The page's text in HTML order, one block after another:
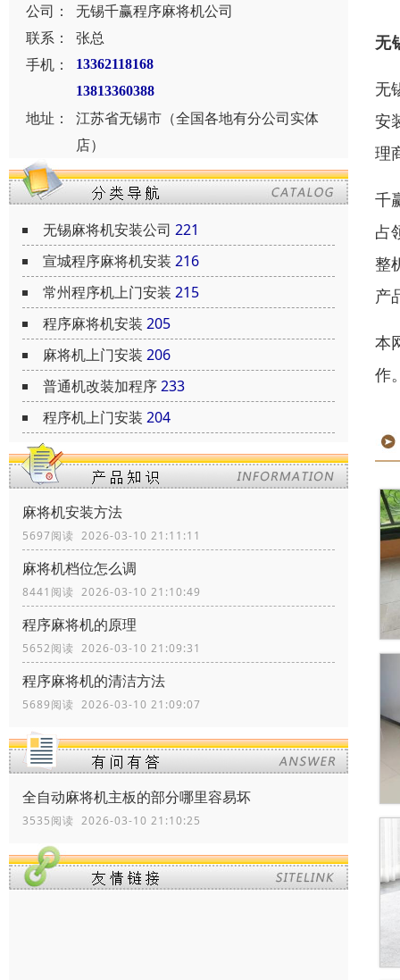
公司：
无锡千赢程序麻将机公司
联系：
张总
手机：
13362118168
13813360388
地址：
江苏省无锡市（全国各地有分公司实体
店）
无锡麻将机安装公司 221
宣城程序麻将机安装 216
常州程序机上门安装 215
程序麻将机安装 205
麻将机上门安装 206
普通机改装加程序233
程序机上门安装 204
麻将机安装方法
5697阅读 2026-03-10 21:11:11
麻将机档位怎么调
8441阅读 2026-03-10 21:10:49
程序麻将机的原理
5652阅读 2026-03-10 21:09:31
程序麻将机的清洁方法
5689阅读 2026-03-10 21:09:07
全自动麻将机主板的部分哪里容易坏
3535阅读 2026-03-10 21:10:25
无
无
安
理
千
占
整
产
本
作